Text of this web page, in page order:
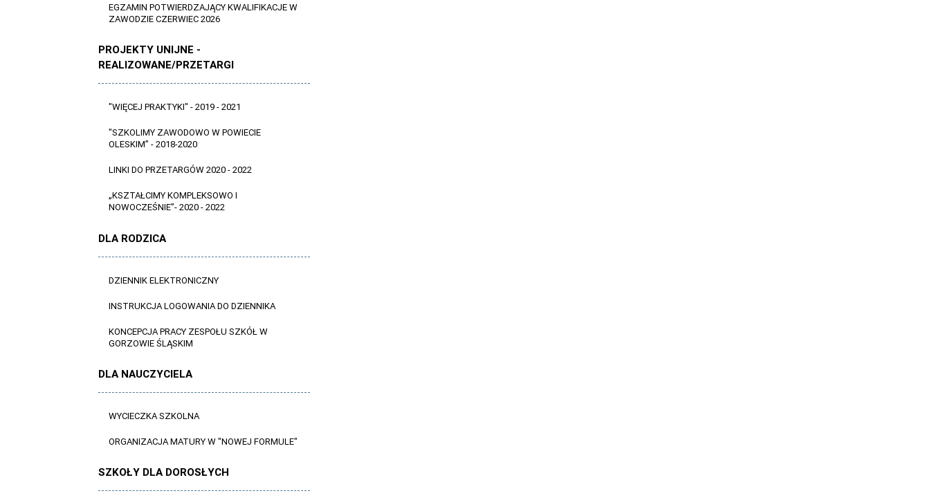
EGZAMIN POTWIERDZAJĄCY KWALIFIKACJE W
ZAWODZIE CZERWIEC 2026
PROJEKTY UNIJNE -
REALIZOWANE/PRZETARGI
"WIĘCEJ PRAKTYKI" - 2019 - 2021
"SZKOLIMY ZAWODOWO W POWIECIE
OLESKIM” - 2018-2020
LINKI DO PRZETARGÓW 2020 - 2022
„KSZTAŁCIMY KOMPLEKSOWO I
NOWOCZEŚNIE”- 2020 - 2022
DLA RODZICA
DZIENNIK ELEKTRONICZNY
INSTRUKCJA LOGOWANIA DO DZIENNIKA
KONCEPCJA PRACY ZESPOŁU SZKÓŁ W
GORZOWIE ŚLĄSKIM
DLA NAUCZYCIELA
WYCIECZKA SZKOLNA
ORGANIZACJA MATURY W "NOWEJ FORMULE"
SZKOŁY DLA DOROSŁYCH